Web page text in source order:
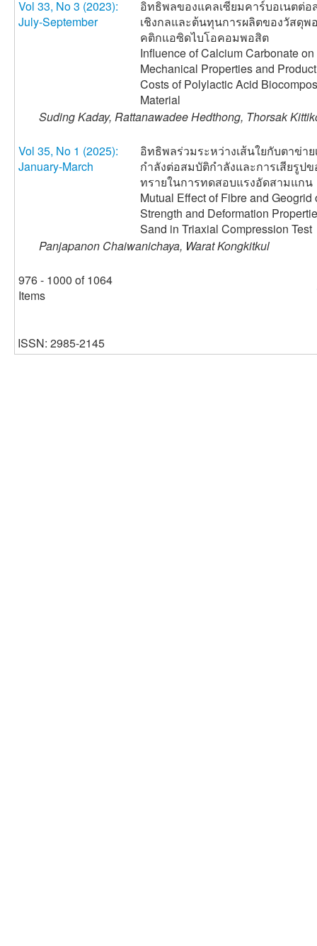
Vol 33, No 3 (2023):
July-September
อิทธิพลของแคลเซียมคาร์บอเนตต่อ
เชิงกลและต้นทุนการผลิตของวัสดุพ
คติกแอซิดไบโอคอมพอสิต
Influence of Calcium Carbonate on
Mechanical Properties and
Costs of Polylactic Acid
Material
Suding Kaday, Rattanawadee Hedthong, Thorsak
Vol 35, No 1 (2025):
January-March
อิทธิพลร่วมระหว่างเส้นใยกับตาข่าย
กำลังต่อสมบัติกำลังและการเสียรูปข
ทรายในการทดสอบแรงอัดสามแกน
Mutual Effect of Fibre and Geogrid
Strength and Deformation
Sand in Triaxial Compression Test
Panjapanon Chaiwanichaya, Warat Kongkitkul
976 - 1000 of 1064
Items
ISSN: 2985-2145